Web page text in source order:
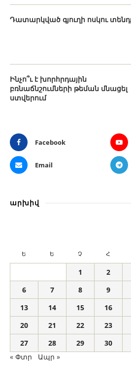
Դատարկված գյուղի ոսկու
Ինչո՞ւ է խորհրդային
բռնաճնշումների թեման մնացել
ստվերում
Facebook
Email
արխիվ
Ե Ե Չ Հ
1 2
6
7 8 9
13
14 15 16
20
21 22 23
27
28 29 30
« Փտր
Ապր »